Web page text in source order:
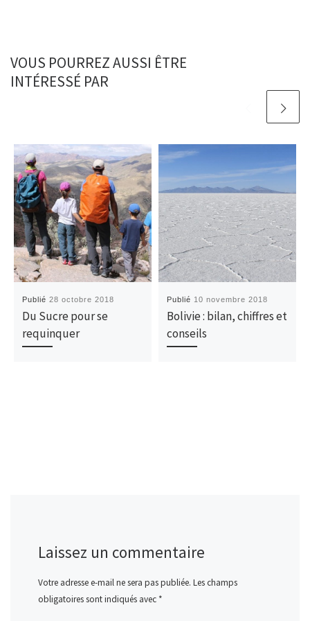
VOUS POURREZ AUSSI ÊTRE
INTÉRESSÉ PAR
Publié28 octobre 2018
Du Sucre pour se
requinquer
Publié 10 novembre 2018
Bolivie : bilan, chiffres et
conseils
Laissez un commentaire
Votre adresse e-mail ne sera pas publiée. Les champs
obligatoires sont indiqués avec *